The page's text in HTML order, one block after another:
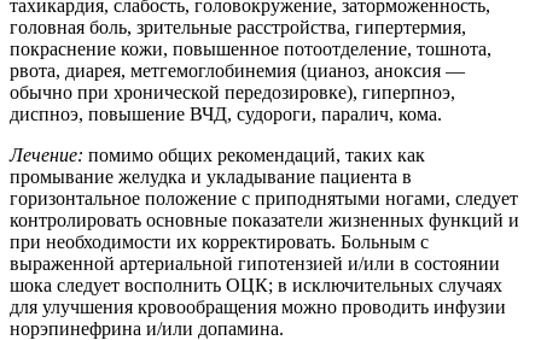
тахикардия, слабость, головокружение, заторможенность,
головная боль, зрительные расстройства, гипертермия,
покраснение кожи, повышенное потоотделение, тошнота,
рвота, диарея, метгемоглобинемия (цианоз, аноксия —
обычно при хронической передозировке), гиперпноэ,
диспноэ, повышение ВЧД, судороги, паралич, кома.
Лечение: помимо общих рекомендаций, таких как
промывание желудка и укладывание пациента в
горизонтальное положение с приподнятыми ногами, следует
контролировать основные показатели жизненных функций и
при необходимости их корректировать. Больным с
выраженной артериальной гипотензией и/или в состоянии
шока следует восполнить ОЦК; в исключительных случаях
для улучшения кровообращения можно проводить инфузии
норэпинефрина и/или допамина.